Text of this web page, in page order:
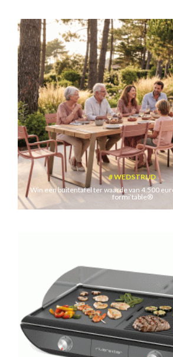
WEDSTRIJD
Win een buitentafel ter waarde van 4.500
formi’table®